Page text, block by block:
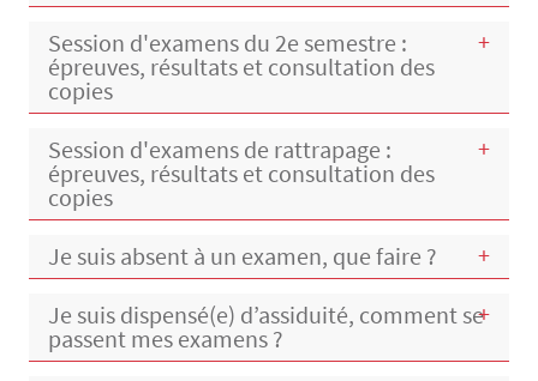
Session d'examens du 2e semestre :
épreuves, résultats et consultation des
copies
Session d'examens de rattrapage :
épreuves, résultats et consultation des
copies
Je suis absent à un examen, que faire ?
Je suis dispensé(e) d’assiduité, comment se
passent mes examens ?